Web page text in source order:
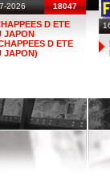
2026 18047
D ETE
JAPON
D ETE
JAPON)